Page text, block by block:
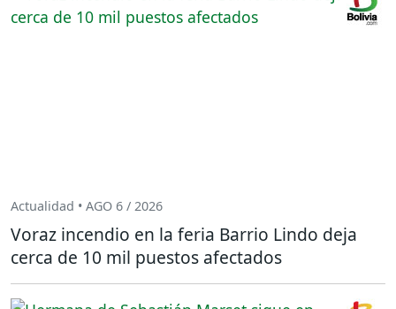
Actualidad • AGO 6 / 2026
Voraz incendio en la feria Barrio Lindo deja
cerca de 10 mil puestos afectados